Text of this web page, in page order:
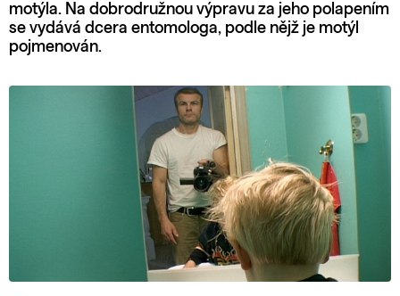
motýla. Na dobrodružnou výpravu za jeho polapením
se vydává dcera entomologa, podle nějž je motýl
pojmenován.